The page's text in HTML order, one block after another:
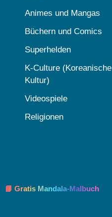
Animes und Mangas
Büchern und Comics
Superhelden
K-Culture (Koreanische
Kultur)
Videospiele
Religionen
📘 Gratis Mandala-Malbuch